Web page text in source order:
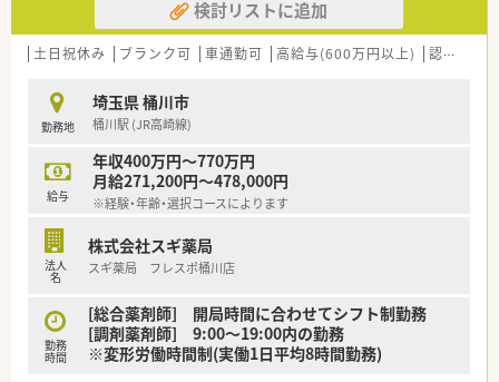
医療サービスを提供している安定した法人です。
■門前クリニックの医師が主導する勉強会へ積極的に参加して
おり、治療方針への深い理解向上に努めています。
に後押しし、基礎知識の向上をサポートしています。
【職場環境と雰囲気】
■複数名の薬剤師が常駐しているため、業務中の疑問点などもす
ぐに相談でき、安心して業務に取り組める雰囲気です。
■駅チカの店舗でありながらアットホームな雰囲気が特徴で、地
域に暮らす患者様と温かいコミュニケーションがとれます。
もしやすくプライベートを大切にできる職場環境です。
検討リストに追加
土日祝休み ブランク可 車通勤可 高給与(600万円以上) 認定薬剤師取得支援あり
勤務地
埼玉県 桶川市
桶川駅 (JR高崎線)
給与
年収400万円～770万円
月給271,200円～478,000円
※経験・年齢・選択コースによります
法人
名
株式会社スギ薬局
スギ薬局 フレスポ桶川店
勤務
時間
[総合薬剤師] 開局時間に合わせてシフト制勤務
[調剤薬剤師] 9:00～19:00内の勤務
※変形労働時間制(実働1日平均8時間勤務)